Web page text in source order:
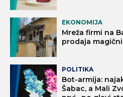
EKONOMIJA
Mreža firmi na
prodaja
POLITIKA
Bot-armija:
Šabac, a Mali